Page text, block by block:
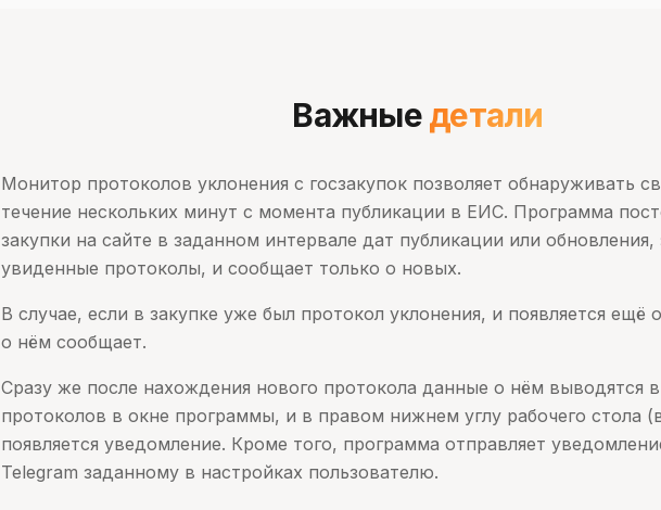
Важныедетали
Монитор протоколов уклонения с госзакупок позволяет обнаруживать
течение нескольких минут с момента публикации в ЕИС. Программа
закупки на сайте в заданном интервале дат публикации или
увиденные протоколы, и сообщает только о новых.
В случае, если в закупке уже был протокол уклонения, и появляется
о нём сообщает.
Сразу же после нахождения нового протокола данные о нём выводятся
протоколов в окне программы, и в правом нижнем углу рабочего стола
появляется уведомление. Кроме того, программа отправляет
Telegram заданному в настройках пользователю.